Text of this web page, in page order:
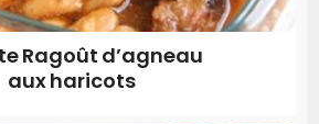
Ragoût d’agneau
aux haricots